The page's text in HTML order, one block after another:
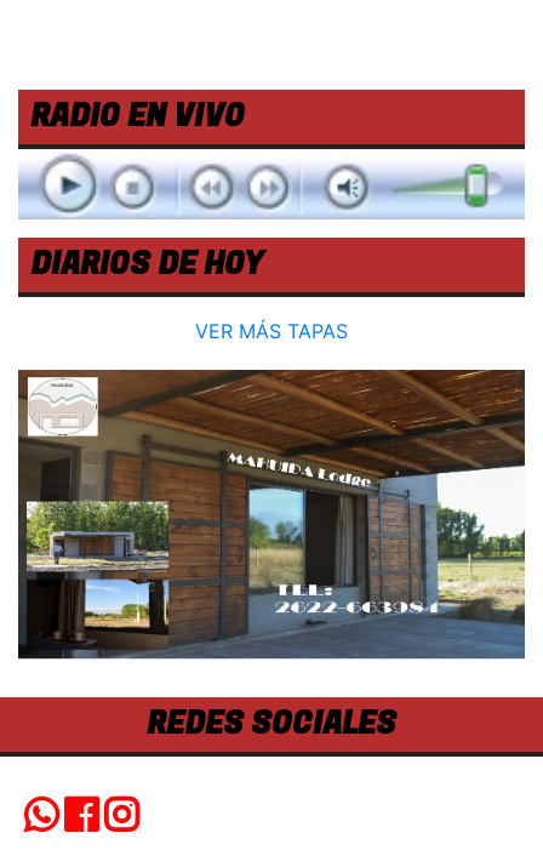
RADIO EN VIVO
DIARIOS DE HOY
VER MÁS TAPAS
REDES SOCIALES